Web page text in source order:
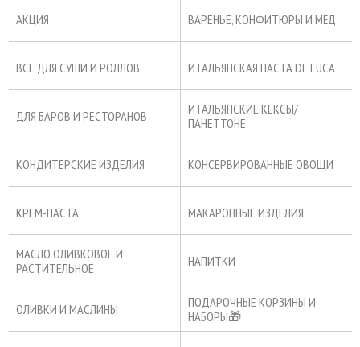
АКЦИЯ ВАРЕНЬЕ, КОНФИТЮРЫ И МЁД
ВСЕ ДЛЯ СУШИ И РОЛЛОВ ИТАЛЬЯНСКАЯ ПАСТА DE LUCA
ДЛЯ БАРОВ И РЕСТОРАНОВ
ИТАЛЬЯНСКИЕ КЕКСЫ/
ПАНЕТТОНЕ
КОНДИТЕРСКИЕ ИЗДЕЛИЯ КОНСЕРВИРОВАННЫЕ ОВОЩИ
КРЕМ-ПАСТА МАКАРОННЫЕ ИЗДЕЛИЯ
МАСЛО ОЛИВКОВОЕ И
РАСТИТЕЛЬНОЕ
НАПИТКИ
ОЛИВКИ И МАСЛИНЫ
ПОДАРОЧНЫЕ КОРЗИНЫ И
НАБОРЫ🎁